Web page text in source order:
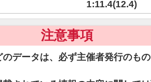
1:11.4(12.4)
注意事項
データは、必ず主催者発行のも